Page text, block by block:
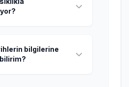
bilgilerine